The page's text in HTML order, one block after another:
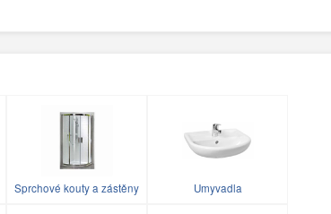
Sprchové kouty a zástěny Umyvadla